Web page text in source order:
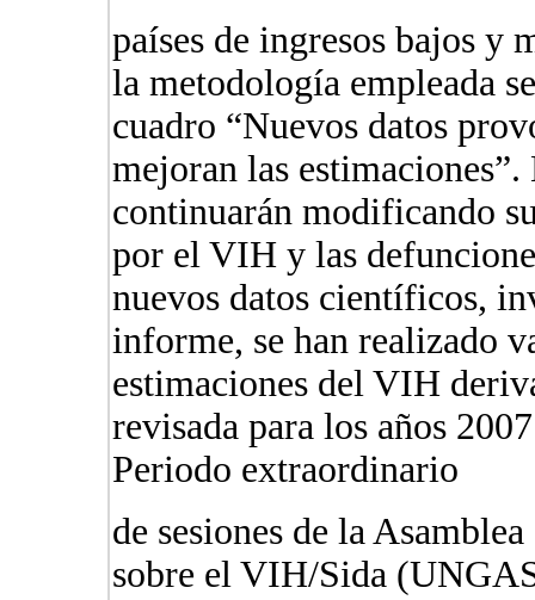
países de ingresos bajos y
la metodología empleada
cuadro “Nuevos datos
mejoran las
continuarán modificando
por el VIH y las
nuevos datos científicos,
informe, se han realizado
estimaciones del VIH
revisada para los años
Periodo extraordinario
de sesiones de la
sobre el VIH/Sida